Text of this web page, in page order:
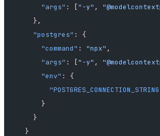
      "args"
: ["-y" ,
    },
    "postgres"
: {
      "command"
: "npx" ,
      "args"
: ["-y" ,
      "env"
: {
      }
    }
  }